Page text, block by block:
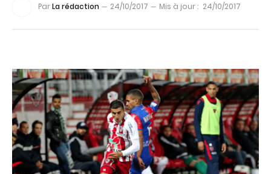
ParLa rédaction 24/10/2017 Mis à jour : 24/10/2017